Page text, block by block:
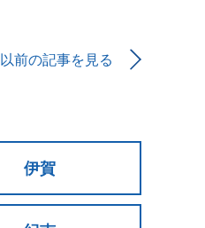
以前の記事を見る
伊賀